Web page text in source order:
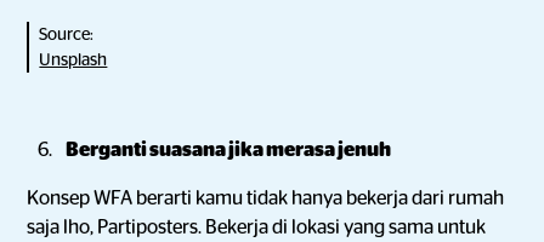
Source:
Unsplash
Berganti suasana jika merasa jenuh
Konsep WFA berarti kamu tidak hanya bekerja dari rumah
saja lho, Partiposters. Bekerja di lokasi yang sama untuk